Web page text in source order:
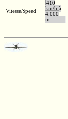
Vitesse/Speed
410
km/h à
4.000
m